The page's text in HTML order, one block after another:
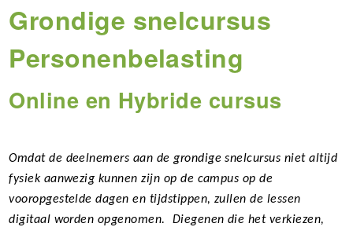
Grondige snelcursus
Personenbelasting
Online en Hybride cursus
Omdat de deelnemers aan de grondige snelcursus niet altijd
fysiek aanwezig kunnen zijn op de campus op de
vooropgestelde dagen en tijdstippen, zullen de lessen
digitaal worden opgenomen. Diegenen die het verkiezen,